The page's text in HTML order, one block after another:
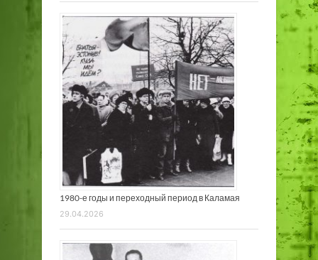
1980-е годы и переходный период в Каламая
29.04.2026